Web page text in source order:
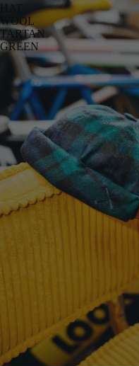
HAT
WOOL
TARTAN
GREEN